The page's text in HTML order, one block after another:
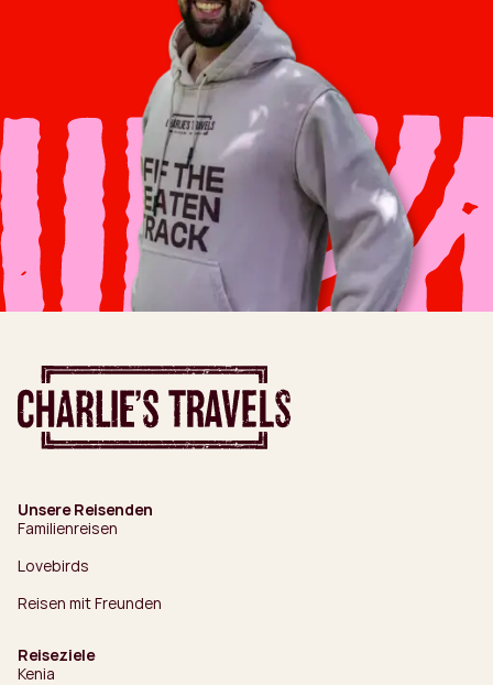
Unsere Reisenden
Familienreisen
Lovebirds
Reisen mit Freunden
Reiseziele
Kenia